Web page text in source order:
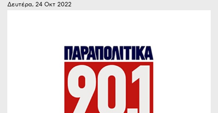
Δευτέρα, 24 Οκτ 2022